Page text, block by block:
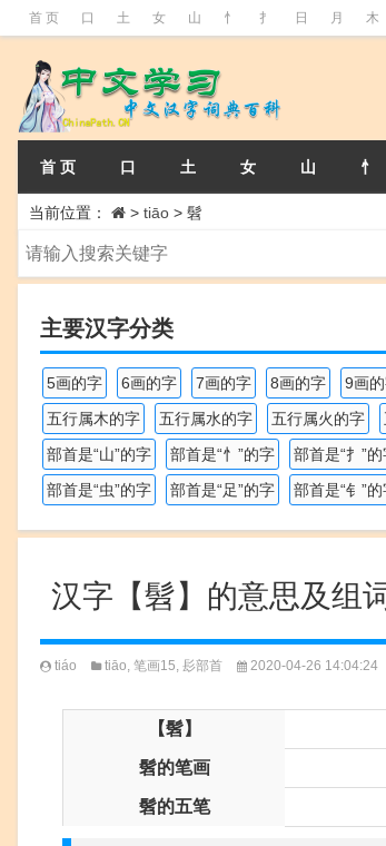
首 页 口 土 女 山 忄 扌 日 月 木
首 页 口 土 女 山 忄
当前位置： > tiāo > 髫
主要汉字分类
5画的字 6画的字 7画的字 8画的字 9画
五行属木的字
五行属水的字 五行属火的字
部首是“山”的字
部首是“忄”的字 部首是“扌”
部首是“虫”的字
部首是“足”的字 部首是“钅”
汉字【髫】的意思及组
tiáo tiāo, 笔画15, 髟部首 2020-04-26 14:04:24
【髫】
髫的笔画
髫的五笔